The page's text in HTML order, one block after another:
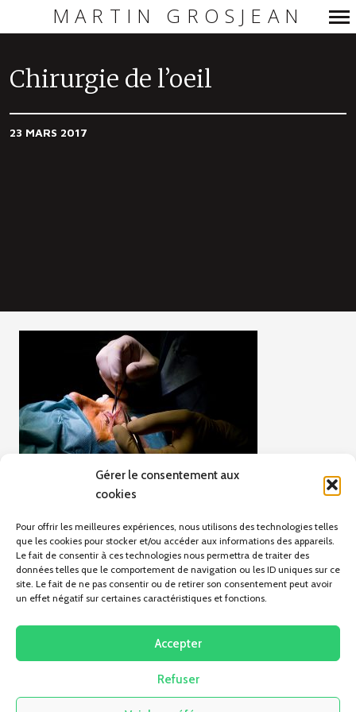
Gérer le consentement aux
cookies
Pour offrir les meilleures expériences, nous utilisons des technologies telles
que les cookies pour stocker et/ou accéder aux informations des appareils.
Le fait de consentir à ces technologies nous permettra de traiter des
données telles que le comportement de navigation ou les ID uniques sur ce
site. Le fait de ne pas consentir ou de retirer son consentement peut avoir
un effet négatif sur certaines caractéristiques et fonctions.
Accepter
Refuser
principale
MARTIN GROSJEAN
Chirurgie de l’oeil
23 MARS 2017
ARTICLE PRÉCÉDENT
Pas d'articles pour le moment.